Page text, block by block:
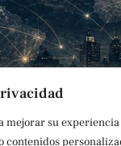
mejorar su
contenidos